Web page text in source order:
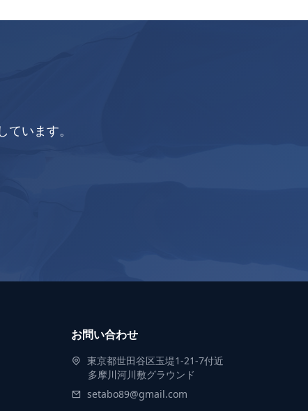
います。
お問い合わせ
東京都世田谷区玉堤1-21-7付近
多摩川河川敷グラウンド
setabo89@gmail.com